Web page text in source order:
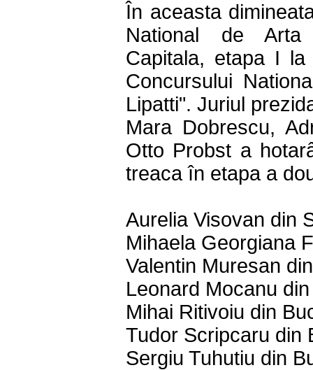
În aceasta
National de Arta
Capitala, etapa I
Concursului
Lipatti". Juriul
Mara Dobrescu,
Otto Probst a
treaca în etapa a
Aurelia Visovan din
Mihaela Georgiana
Valentin Muresan
Leonard Mocanu
Mihai Ritivoiu din
Tudor Scripcaru din
Sergiu Tuhutiu din